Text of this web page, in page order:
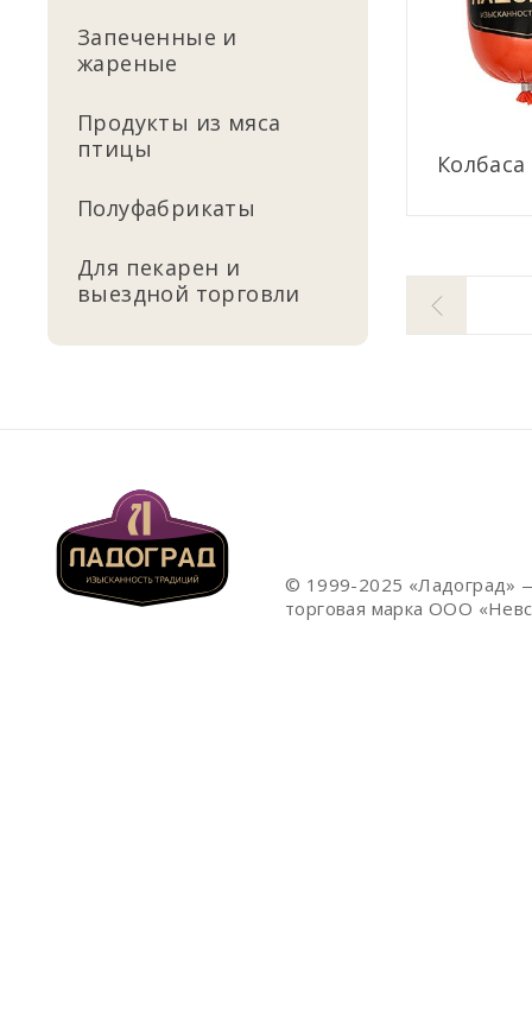
Запеченные и
жареные
Продукты из мяса
птицы
Полуфабрикаты
Для пекарен и
выездной торговли
© 1999-2025 «Ладоград»
торговая марка ООО